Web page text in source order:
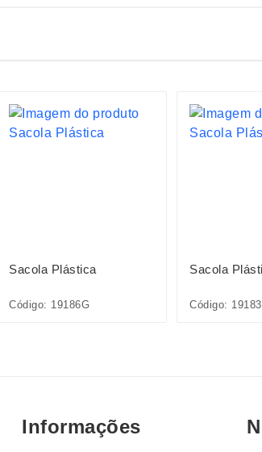
Sacola Plástica
Código: 19186G
Sacola
Código:
Informações